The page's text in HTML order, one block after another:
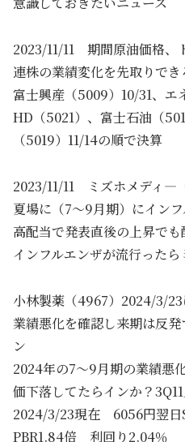
2023/11/11 期間原油価格
連株の業績変化を先取りでき
富士興産（5009）10/31、エ
HD（5021）、富士石油（
（5019）11/14の順で決算
2023/11/11 ミズホメディ―
夏場に（7～9月期）にイン
高配当で発表直後の上昇で
インフルエンザが流行った
小林製薬（4967）2024/3/
業績悪化を確認し来期は反
ン
2024年の7～9月期の業績
価下落してたらインか？
2024/3/23現在 6056円翌
PBR1.84倍 利回り2.04％